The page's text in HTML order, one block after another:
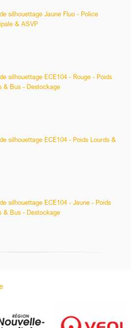
silhouettage Jaune Fluo - Police
& ASVP
silhouettage ECE104 - Rouge - Poids
& Bus - Destockage
silhouettage ECE104 - Poids Lourds &
silhouettage ECE104 - Jaune - Poids
& Bus - Destockage